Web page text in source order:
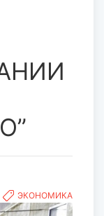
ЭКОНОМИКА